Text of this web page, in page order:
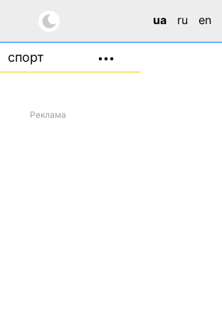
ua ru en
спорт •••
Реклама